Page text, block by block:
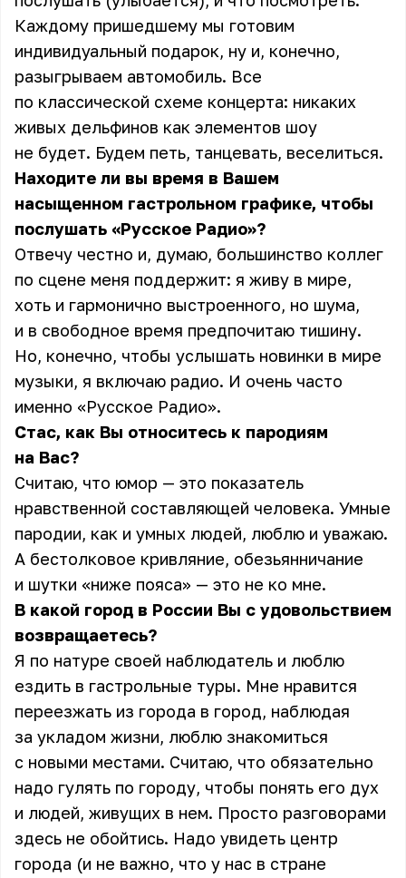
Каждому пришедшему мы готовим
индивидуальный подарок, ну и, конечно,
разыгрываем автомобиль. Все
по классической схеме концерта: никаких
живых дельфинов как элементов шоу
не будет. Будем петь, танцевать, веселиться.
Находите ли вы время в Вашем
насыщенном гастрольном графике, чтобы
послушать «Русское Радио»?
Отвечу честно и, думаю, большинство коллег
по сцене меня поддержит: я живу в мире,
хоть и гармонично выстроенного, но шума,
и в свободное время предпочитаю тишину.
Но, конечно, чтобы услышать новинки в мире
музыки, я включаю радио. И очень часто
именно «Русское Радио».
Стас, как Вы относитесь к пародиям
на Вас?
Считаю, что юмор — это показатель
нравственной составляющей человека. Умные
пародии, как и умных людей, люблю и уважаю.
А бестолковое кривляние, обезьянничание
и шутки «ниже пояса» — это не ко мне.
В какой город в России Вы с удовольствием
возвращаетесь?
Я по натуре своей наблюдатель и люблю
ездить в гастрольные туры. Мне нравится
переезжать из города в город, наблюдая
за укладом жизни, люблю знакомиться
с новыми местами. Считаю, что обязательно
надо гулять по городу, чтобы понять его дух
и людей, живущих в нем. Просто разговорами
здесь не обойтись. Надо увидеть центр
города (и не важно, что у нас в стране